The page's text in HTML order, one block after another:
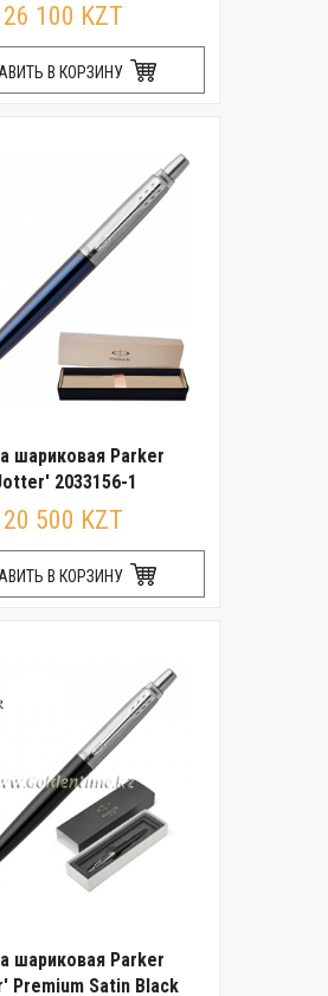
26 100 KZT
В КОРЗИНУ
шариковая Parker
2033156-1
20 500 KZT
В КОРЗИНУ
шариковая Parker
Premium Satin Black